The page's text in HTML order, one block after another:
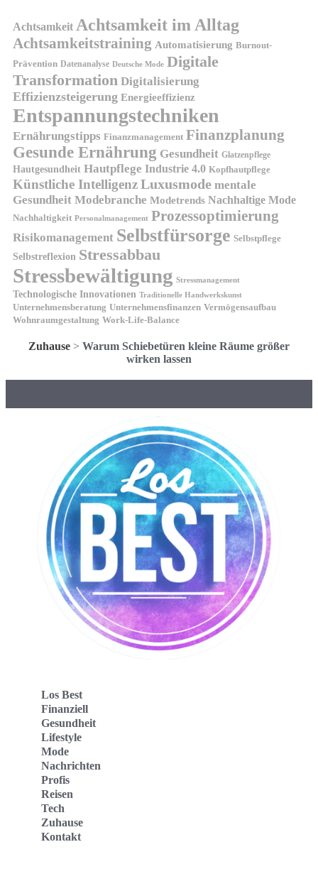
Achtsamkeit Achtsamkeit im Alltag
Achtsamkeitstraining Automatisierung Burnout-
Prävention Datenanalyse Deutsche Mode Digitale
Transformation Digitalisierung
Effizienzsteigerung Energieeffizienz
Entspannungstechniken
Ernährungstipps Finanzmanagement Finanzplanung
Gesunde Ernährung Gesundheit Glatzenpflege
Hautgesundheit Hautpflege Industrie 4.0 Kopfhautpflege
Künstliche IntelligenzLuxusmode mentale
Gesundheit Modebranche Modetrends Nachhaltige Mode
Nachhaltigkeit Personalmanagement Prozessoptimierung
Risikomanagement Selbstfürsorge Selbstpflege
Selbstreflexion Stressabbau
Stressbewältigung Stressmanagement
Technologische Innovationen Traditionelle Handwerkskunst
Unternehmensberatung Unternehmensfinanzen Vermögensaufbau
Wohnraumgestaltung Work-Life-Balance
Zuhause > Warum Schiebetüren kleine Räume größer
wirken lassen
Los Best
Finanziell
Gesundheit
Lifestyle
Mode
Nachrichten
Profis
Reisen
Tech
Zuhause
Kontakt